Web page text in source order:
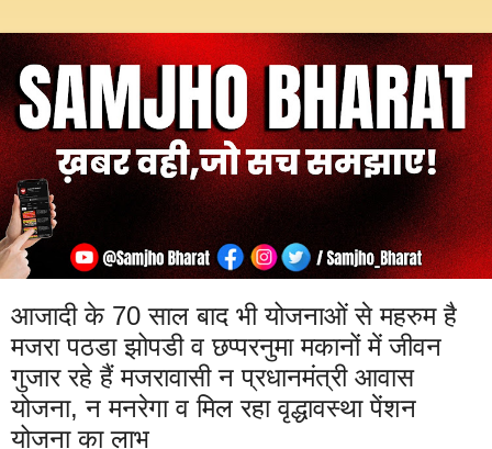
आजादी के 70 साल बाद भी योजनाओं से महरुम है
मजरा पठडा झोपडी व छप्परनुमा मकानों में जीवन
गुजार रहे हैं मजरावासी न प्रधानमंत्री आवास
योजना, न मनरेगा व मिल रहा वृद्धावस्था पेंशन
योजना का लाभ